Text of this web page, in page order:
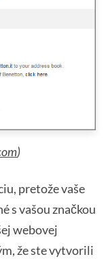
)
pretože vaše
s vašou značkou
webovej
že ste vytvorili